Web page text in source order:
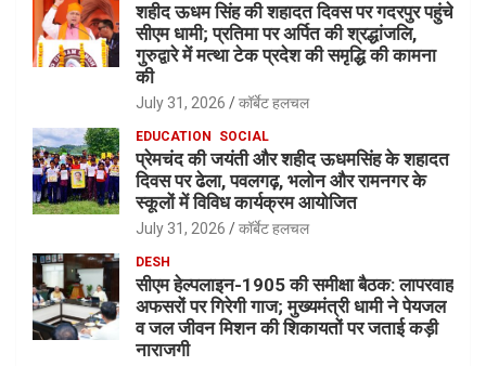
शहीद ऊधम सिंह की शहादत दिवस पर गदरपुर पहुंचे
सीएम धामी; प्रतिमा पर अर्पित की श्रद्धांजलि,
गुरुद्वारे में मत्था टेक प्रदेश की समृद्धि की कामना
की
July 31, 2026 कॉर्बेट हलचल
EDUCATION SOCIAL
प्रेमचंद की जयंती और शहीद ऊधमसिंह के शहादत
दिवस पर ढेला, पवलगढ़, भलोन और रामनगर के
स्कूलों में विविध कार्यक्रम आयोजित
July 31, 2026 कॉर्बेट हलचल
DESH
सीएम हेल्पलाइन-1905 की समीक्षा बैठक: लापरवाह
अफसरों पर गिरेगी गाज; मुख्यमंत्री धामी ने पेयजल
व जल जीवन मिशन की शिकायतों पर जताई कड़ी
नाराजगी